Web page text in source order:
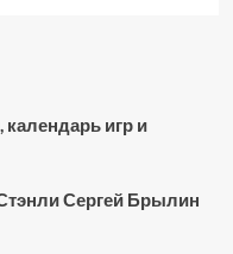
игр и
Сергей Брылин